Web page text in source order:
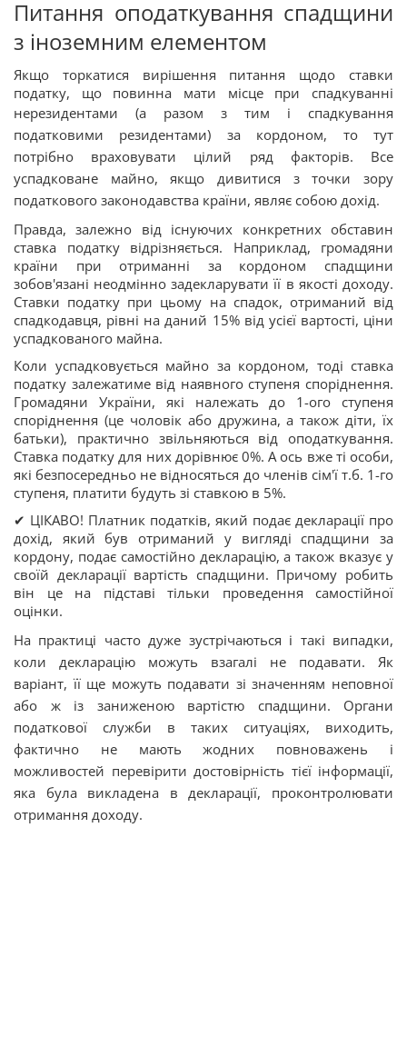
Питання оподаткування спадщини
з іноземним елементом
Якщо торкатися вирішення питання щодо ставки
податку, що повинна мати місце при спадкуванні
нерезидентами (а разом з тим і спадкування
податковими резидентами) за кордоном, то тут
потрібно враховувати цілий ряд факторів. Все
успадковане майно, якщо дивитися з точки зору
податкового законодавства країни, являє собою дохід.
Правда, залежно від існуючих конкретних обставин
ставка податку відрізняється. Наприклад, громадяни
країни при отриманні за кордоном спадщини
зобов'язані неодмінно задекларувати її в якості доходу.
Ставки податку при цьому на спадок, отриманий від
спадкодавця, рівні на даний 15% від усієї вартості, ціни
успадкованого майна.
Коли успадковується майно за кордоном, тоді ставка
податку залежатиме від наявного ступеня споріднення.
Громадяни України, які належать до 1-ого ступеня
споріднення (це чоловік або дружина, а також діти, їх
батьки), практично звільняються від оподаткування.
Ставка податку для них дорівнює 0%. А ось вже ті особи,
які безпосередньо не відносяться до членів сім'ї т.б. 1-го
ступеня, платити будуть зі ставкою в 5%.
✔ ЦІКАВО! Платник податків, який подає декларації про
дохід, який був отриманий у вигляді спадщини за
кордону, подає самостійно декларацію, а також вказує у
своїй декларації вартість спадщини. Причому робить
він це на підставі тільки проведення самостійної
оцінки.
На практиці часто дуже зустрічаються і такі випадки,
коли декларацію можуть взагалі не подавати. Як
варіант, її ще можуть подавати зі значенням неповної
або ж із заниженою вартістю спадщини. Органи
податкової служби в таких ситуаціях, виходить,
фактично не мають жодних повноважень і
можливостей перевірити достовірність тієї інформації,
яка була викладена в декларації, проконтролювати
отримання доходу.